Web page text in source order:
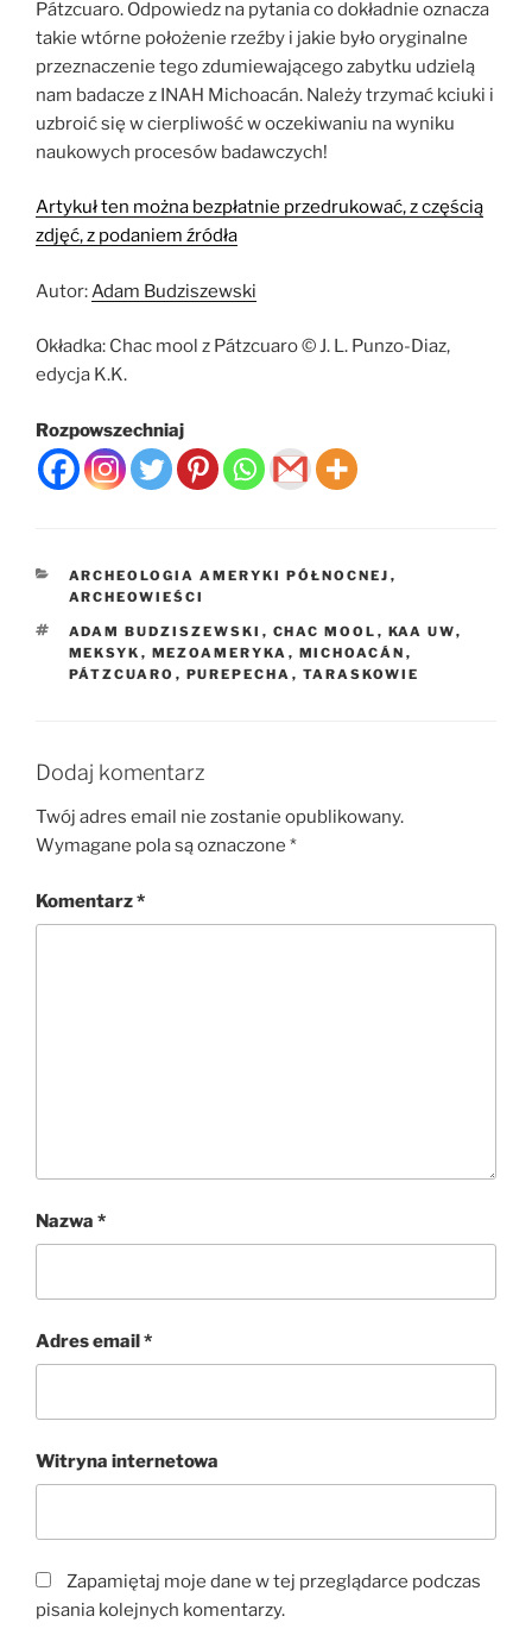
Pátzcuaro. Odpowiedz na pytania co dokładnie oznacza
takie wtórne położenie rzeźby i jakie było oryginalne
przeznaczenie tego zdumiewającego zabytku udzielą
nam badacze z INAH Michoacán. Należy trzymać kciuki i
uzbroić się w cierpliwość w oczekiwaniu na wyniku
naukowych procesów badawczych!
Artykuł ten można bezpłatnie przedrukować, z częścią
zdjęć, z podaniem źródła
Autor:Adam Budziszewski
Okładka: Chac mool z Pátzcuaro © J. L. Punzo-Diaz,
edycja K.K.
Rozpowszechniaj
KATEGORIE
ARCHEOLOGIA AMERYKI PÓŁNOCNEJ ,
ARCHEOWIEŚCI
TAGI
ADAM BUDZISZEWSKI , CHAC MOOL , KAA UW,
MEKSYK , MEZOAMERYKA , MICHOACÁN ,
PÁTZCUARO , PUREPECHA , TARASKOWIE
Dodaj komentarz
Twój adres email nie zostanie opublikowany.
Wymagane pola są oznaczone *
Komentarz*
Nazwa *
Adres email*
Witryna internetowa
Zapamiętaj moje dane w tej przeglądarce podczas
pisania kolejnych komentarzy.